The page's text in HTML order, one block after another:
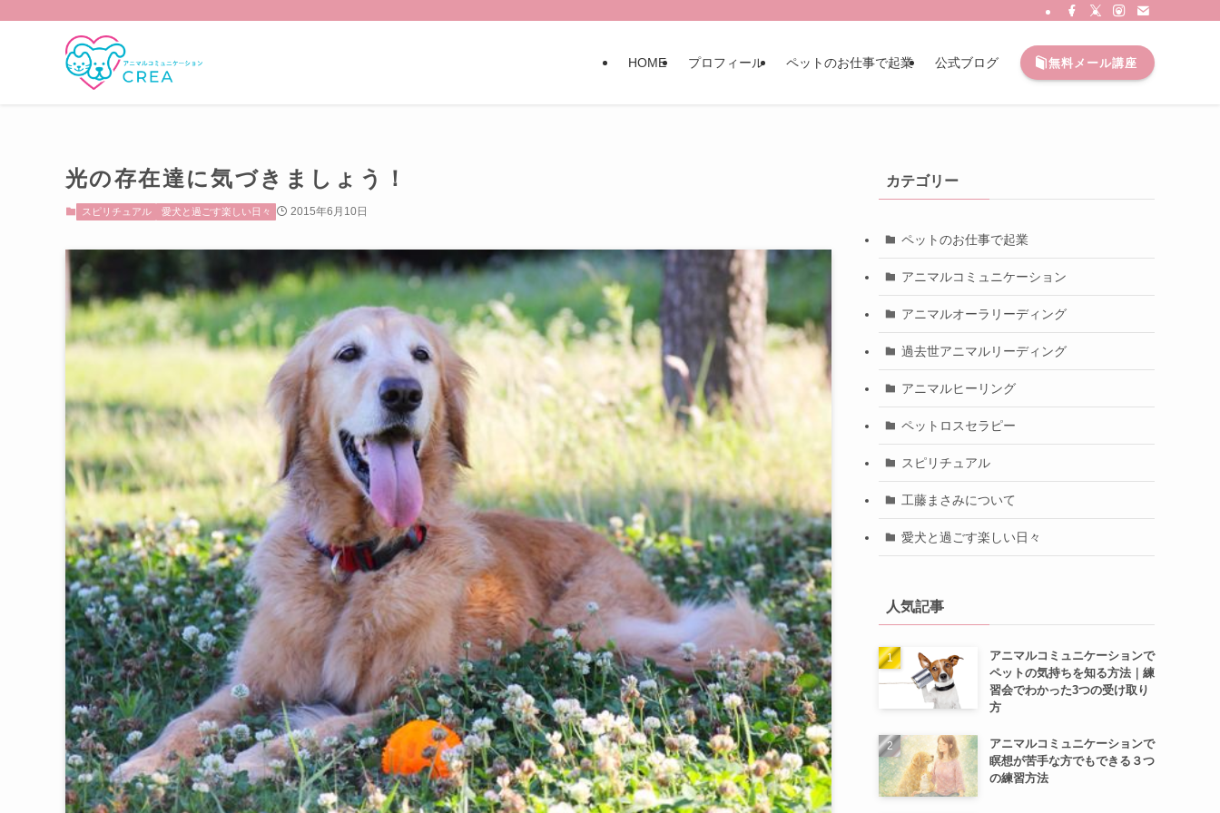
HOME プロフィール ペットのお仕事で起業 公式ブログ 無料メール講座
光の存在達に気づきましょう！
スピリチュアル 愛犬と過ごす楽しい日々 2015年6月10日
カテゴリー
ペットのお仕事で起業
アニマルコミュニケーション
アニマルオーラリーディング
過去世アニマルリーディング
アニマルヒーリング
ペットロスセラピー
スピリチュアル
工藤まさみについて
愛犬と過ごす楽しい日々
人気記事
アニマルコミュニケーションで
ペットの気持ちを知る方法｜練
習会でわかった3つの受け取り
方
アニマルコミュニケーションで
瞑想が苦手な方でもできる３つ
の練習方法